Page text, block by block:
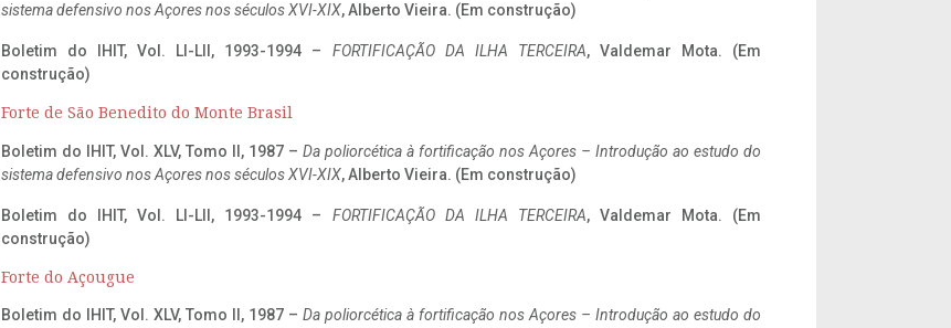
sistema defensivo nos Açores nos séculos XVI-XIX, Alberto Vieira. (Em construção)
Boletim do IHIT, Vol. LI-LII, 1993-1994 – FORTIFICAÇÃO DA ILHA TERCEIRA, Valdemar Mota. (Em
construção)
Forte de São Benedito do Monte Brasil
Boletim do IHIT, Vol. XLV, Tomo II, 1987 – Da poliorcética à fortificação nos Açores – Introdução ao estudo do
sistema defensivo nos Açores nos séculos XVI-XIX, Alberto Vieira. (Em construção)
Boletim do IHIT, Vol. LI-LII, 1993-1994 – FORTIFICAÇÃO DA ILHA TERCEIRA, Valdemar Mota. (Em
construção)
Forte do Açougue
Boletim do IHIT, Vol. XLV, Tomo II, 1987 – Da poliorcética à fortificação nos Açores – Introdução ao estudo do